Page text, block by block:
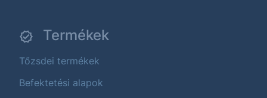
Termékek
Tőzsdei termékek
Befektetési alapok